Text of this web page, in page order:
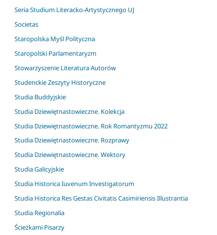
Seria Studium Literacko-Artystycznego UJ
Societas
Staropolska Myśl Polityczna
Staropolski Parlamentaryzm
Stowarzyszenie Literatura Autorów
Studenckie Zeszyty Historyczne
Studia Buddyjskie
Studia Dziewiętnastowieczne. Kolekcja
Studia Dziewiętnastowieczne. Rok Romantyzmu 2022
Studia Dziewiętnastowieczne. Rozprawy
Studia Dziewiętnastowieczne. Wektory
Studia Galicyjskie
Studia Historica Iuvenum Investigatorum
Studia Historica Res Gestas Civitatis Casimiriensis Illustrantia
Studia Regionalia
Ścieżkami Pisarzy